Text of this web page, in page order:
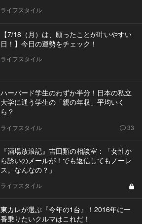
ライフスタイル
【7/18（月）は、願ったことが叶いやすい
日！】今日の運勢をチェック！
ライフスタイル
ハーバード学生のわずか半分！日本の私立
大学に通う学生の「親の年収」平均いく
ら？
ライフスタイル 33
『酒場放浪記』吉田類の相談室：「女性か
ら誘いのメールが！でも返信してもノーレ
ス。なんなの？」
ライフスタイル
東カレが選ぶ『今年の1台』！2016年に一
番乗りたいクルマはこれだ！